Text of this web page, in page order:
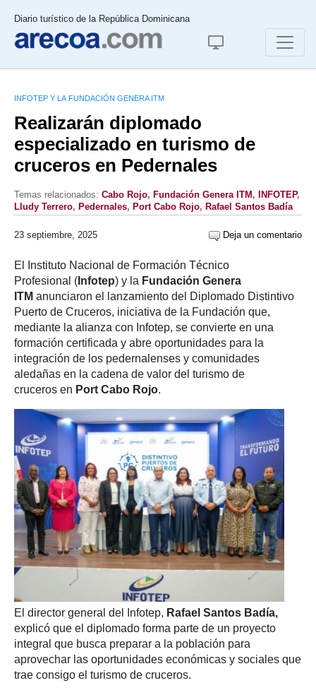
Diario turístico de la República Dominicana
INFOTEP Y LA FUNDACIÓN GENERA ITM
Realizarán diplomado
especializado en turismo de
cruceros en Pedernales
Temas relacionados: Cabo Rojo, Fundación Genera ITM , INFOTEP,
Lludy Terrero, Pedernales, Port Cabo Rojo, Rafael Santos Badía
23 septiembre, 2025 Deja un comentario
El Instituto Nacional de Formación Técnico
Profesional ( Infotep) y la Fundación Genera
ITM anunciaron el lanzamiento del Diplomado Distintivo
Puerto de Cruceros, iniciativa de la Fundación que,
mediante la alianza con Infotep, se convierte en una
formación certificada y abre oportunidades para la
integración de los pedernalenses y comunidades
aledañas en la cadena de valor del turismo de
cruceros en Port Cabo Rojo.
El director general del Infotep, Rafael Santos Badía,
explicó que el diplomado forma parte de un proyecto
integral que busca preparar a la población para
aprovechar las oportunidades económicas y sociales que
trae consigo el turismo de cruceros.